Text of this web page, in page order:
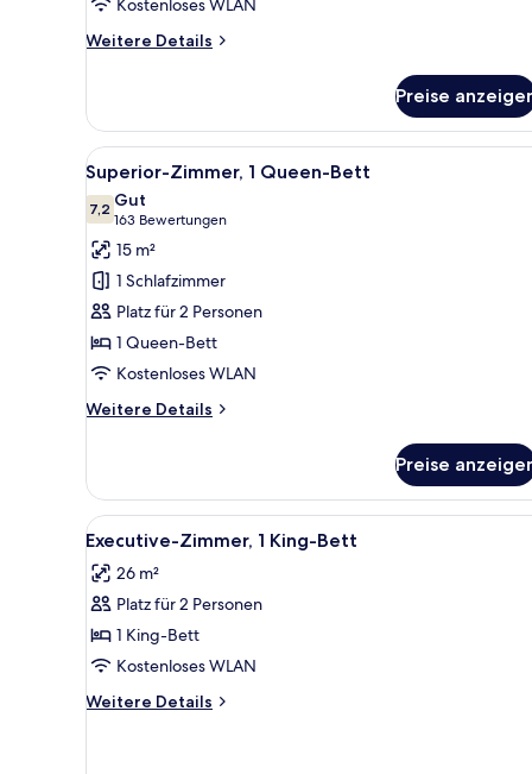
Kostenloses WLAN
Weitere Details
Weitere
Doppelzimmer,
Doppelbett
Preise
Alle
Fotos
für
Superior-
Zimmer,
Queen-
Bett
anzeigen
Ein Hotelzimmer mit einem
5
Superior-Zimmer, 1 Queen-Bett
7,27,2 von 10
Gut
163 Bewertungen
(163
Bewertungen)
15 m²
1 Schlafzimmer
Platz für 2 Personen
1 Queen-Bett
Kostenloses WLAN
Weitere Details
Weitere
Zimmer,
Queen-
Preise
Alle
Fotos
für
Executive-
Zimmer,
1 King-
Bett
anzeigen
Ein ordentlich bezogenes
5
Executive-Zimmer, 1 King-Bett
26 m²
Platz für 2 Personen
1 King-Bett
Kostenloses WLAN
Weitere Details
Weitere